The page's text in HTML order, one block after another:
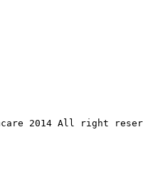
2014 All right